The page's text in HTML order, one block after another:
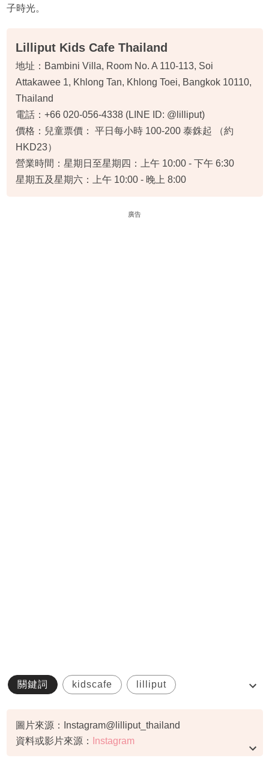
子時光。
Lilliput Kids Cafe Thailand
地址：Bambini Villa, Room No. A 110-113, Soi
Attakawee 1, Khlong Tan, Khlong Toei, Bangkok 10110,
Thailand
電話：+66 020-056-4338 (LINE ID: @lilliput)
價格：兒童票價： 平日每小時 100-200 泰銖起 （約
HKD23）
營業時間：星期日至星期四：上午 10:00 - 下午 6:30
星期五及星期六：上午 10:00 - 晚上 8:00
廣告
關鍵詞 kidscafe lilliput
圖片來源：Instagram@lilliput_thailand
資料或影片來源：
Instagram